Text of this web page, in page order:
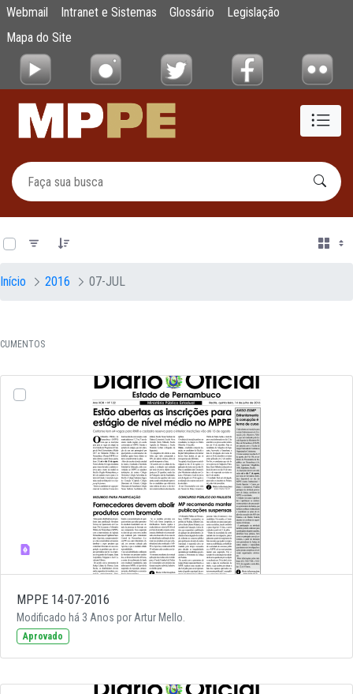
Pular para o Conteúdo principal
Documentos
Webmail Intranet e Sistemas Glossário
Legislação
Mapa do Site
Início 2016 07-JUL
MPPE 14-07-2016
Modificado há 3 Anos por Artur Mello.
Aprovado